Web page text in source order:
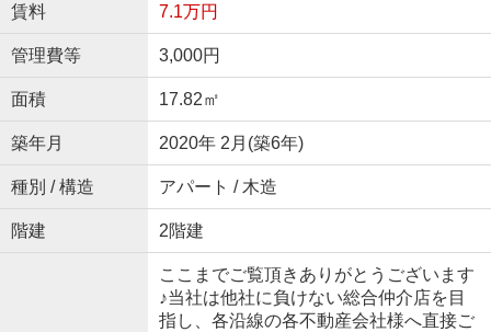
賃料 7.1万円
管理費等 3,000円
面積 17.82㎡
築年月 2020年 2月(築6年)
種別 / 構造 アパート / 木造
階建 2階建
ここまでご覧頂きありがとうございます
♪当社は他社に負けない総合仲介店を目
指し、各沿線の各不動産会社様へ直接ご